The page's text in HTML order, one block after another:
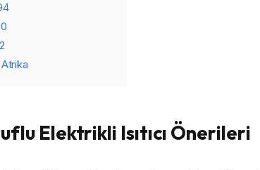
Elektrikli Isıtıcı Önerileri